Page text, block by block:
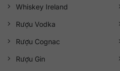
Whiskey Ireland
Rượu Vodka
Rượu Cognac
Rượu Gin